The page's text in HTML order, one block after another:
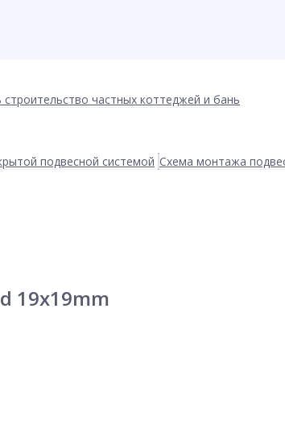
частных коттеджей и бань
подвесной системой Схема монтажа
19x19mm